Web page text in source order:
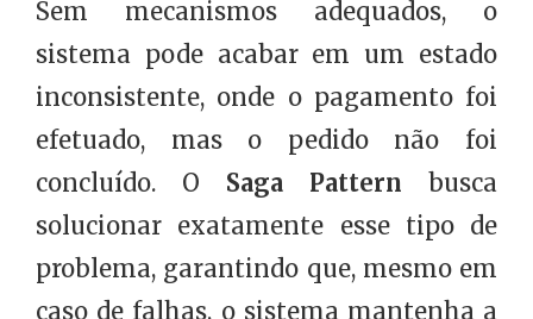
Sem mecanismos adequados, o
sistema pode acabar em um estado
inconsistente, onde o pagamento foi
efetuado, mas o pedido não foi
concluído. O Saga Pattern busca
solucionar exatamente esse tipo de
problema, garantindo que, mesmo em
caso de falhas, o sistema mantenha a